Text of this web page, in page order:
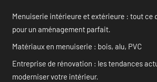
Menuiserie intérieure et extérieure : tout ce
pour un aménagement parfait.
Matériaux en menuiserie : bois, alu, PVC
Entreprise de rénovation : les tendances
moderniser votre intérieur.